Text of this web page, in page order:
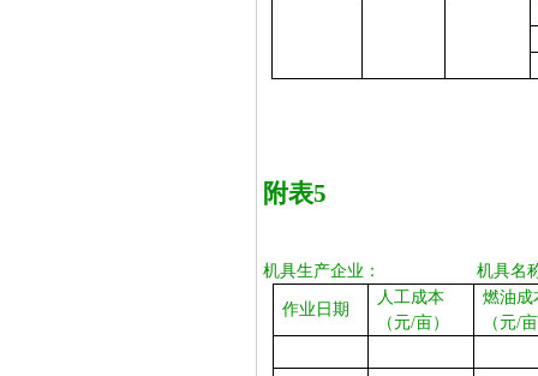
附表5
机具生产企业： 机具名
作业日期
人工成本
（元/亩）
燃油成
（元/